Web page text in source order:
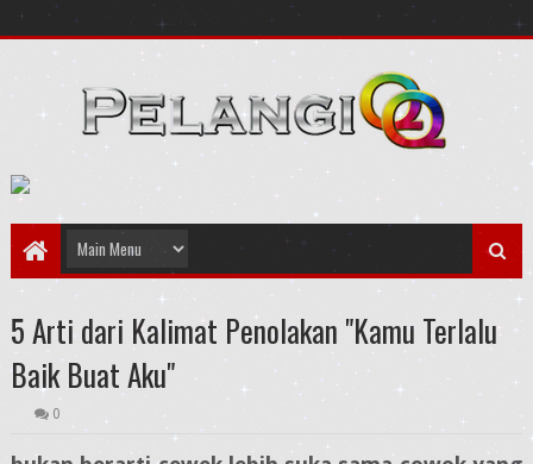
5 Arti dari Kalimat Penolakan "Kamu Terlalu
Baik Buat Aku"
0